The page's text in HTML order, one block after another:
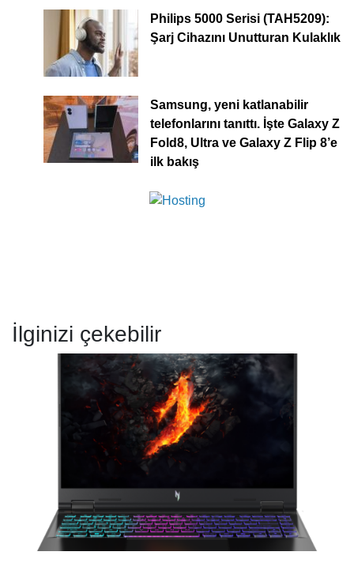
Philips 5000 Serisi (TAH5209):
Şarj Cihazını Unutturan Kulaklık
Samsung, yeni katlanabilir
telefonlarını tanıttı. İşte Galaxy Z
Fold8, Ultra ve Galaxy Z Flip 8’e
ilk bakış
İlginizi çekebilir